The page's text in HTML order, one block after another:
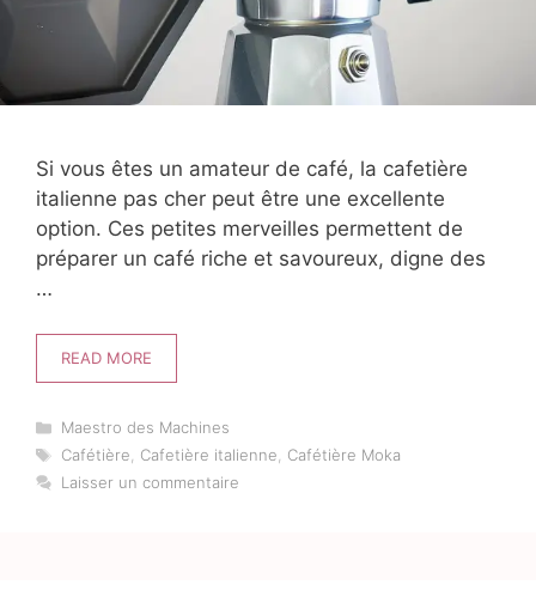
Si vous êtes un amateur de café, la cafetière
italienne pas cher peut être une excellente
option. Ces petites merveilles permettent de
préparer un café riche et savoureux, digne des
…
READ MORE
Catégories
Maestro des Machines
Étiquettes
Cafétière Cafetière italienne
Cafétière Moka
Laisser un commentaire